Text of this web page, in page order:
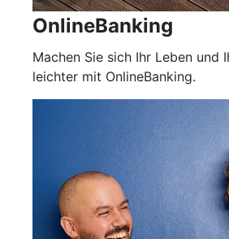
OnlineBanking
Machen Sie sich Ihr Leben und
leichter mit OnlineBanking.